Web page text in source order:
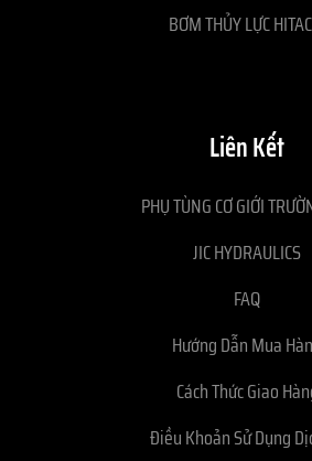
BƠM THỦY LỰC
Liên Kết
PHỤ TÙNG CƠ GIỚI
JIC HYDRAULICS
FAQ
Hướng Dẫn Mua
Cách Thức Giao
Điều Khoản Sử Dụng